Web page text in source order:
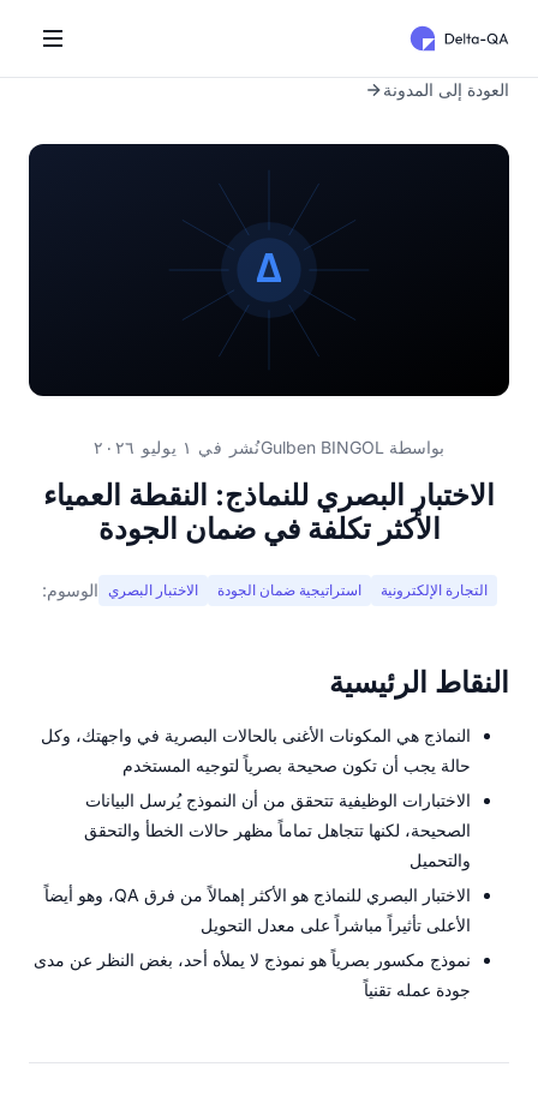
العودة إلى المدونة
نُشر في ١ يوليو ٢٠٢٦ بواسطة Gulben BINGOL
الاختبار البصري للنماذج: النقطة العمياء
الأكثر تكلفة في ضمان الجودة
الوسوم: الاختبار البصري استراتيجية ضمان الجودة التجارة الإلكترونية
النقاط الرئيسية
النماذج هي المكونات الأغنى بالحالات البصرية في واجهتك، وكل
حالة يجب أن تكون صحيحة بصرياً لتوجيه المستخدم
الاختبارات الوظيفية تتحقق من أن النموذج يُرسل البيانات
الصحيحة، لكنها تتجاهل تماماً مظهر حالات الخطأ والتحقق
والتحميل
الاختبار البصري للنماذج هو الأكثر إهمالاً من فرق QA، وهو أيضاً
الأعلى تأثيراً مباشراً على معدل التحويل
نموذج مكسور بصرياً هو نموذج لا يملأه أحد، بغض النظر عن مدى
جودة عمله تقنياً